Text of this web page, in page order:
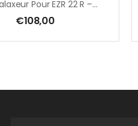
Tige Malaxeur Pour EZR 22 R – EZR 23 R R/L – EZR 21 S – 230 X 650 Mm – Par Paire
€108,00